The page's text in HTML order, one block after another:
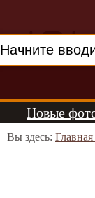
Новые
Вы здесь: